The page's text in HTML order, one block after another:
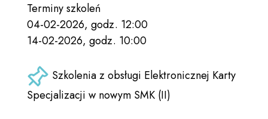
Terminy szkoleń
04-02-2026, godz. 12:00
14-02-2026, godz. 10:00
Szkolenia z obsługi Elektronicznej Karty
Specjalizacji w nowym SMK (II)